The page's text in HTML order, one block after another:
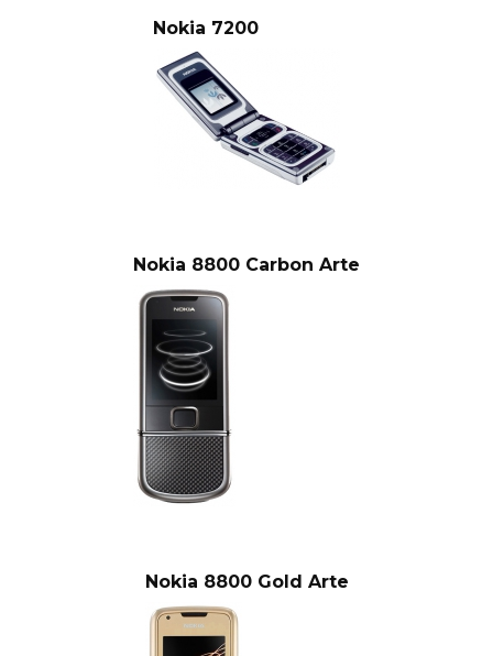
Nokia 7200
Nokia 8800 Carbon Arte
Nokia 8800 Gold Arte